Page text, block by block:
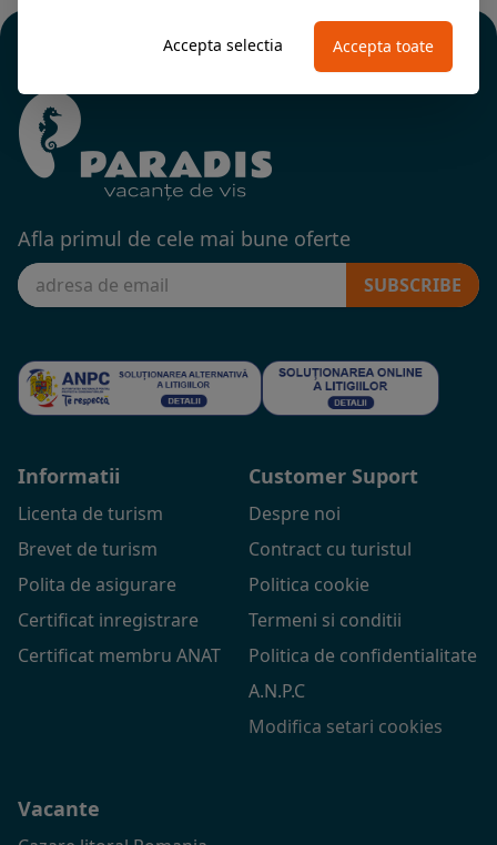
Afla primul de cele mai bune oferte
SUBSCRIBE
Informatii
Licenta de turism
Brevet de turism
Polita de asigurare
Certificat inregistrare
Certificat membru ANAT
Customer Suport
Despre noi
Contract cu turistul
Politica cookie
Termeni si conditii
Politica de confidentialitate
A.N.P.C
Modifica setari cookies
Vacante
Accepta selectia Accepta toate